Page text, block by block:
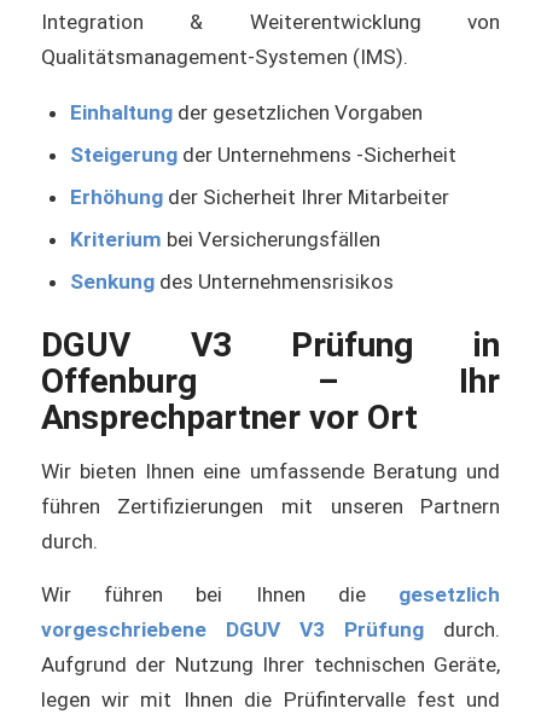
Integration & Weiterentwicklung von
Qualitätsmanagement-Systemen (IMS).
Einhaltungder gesetzlichen Vorgaben
Steigerungder Unternehmens -Sicherheit
Erhöhungder Sicherheit Ihrer Mitarbeiter
Kriterium bei Versicherungsfällen
Senkungdes Unternehmensrisikos
DGUV V3 Prüfung in
Offenburg – Ihr
Ansprechpartner vor Ort
Wir bieten Ihnen eine umfassende Beratung und
führen Zertifizierungen mit unseren Partnern
durch.
Wir führen bei Ihnen die gesetzlich
vorgeschriebene DGUV V3 Prüfung durch.
Aufgrund der Nutzung Ihrer technischen Geräte,
legen wir mit Ihnen die Prüfintervalle fest und